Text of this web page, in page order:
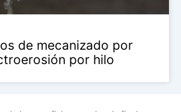
de mecanizado por
por hilo